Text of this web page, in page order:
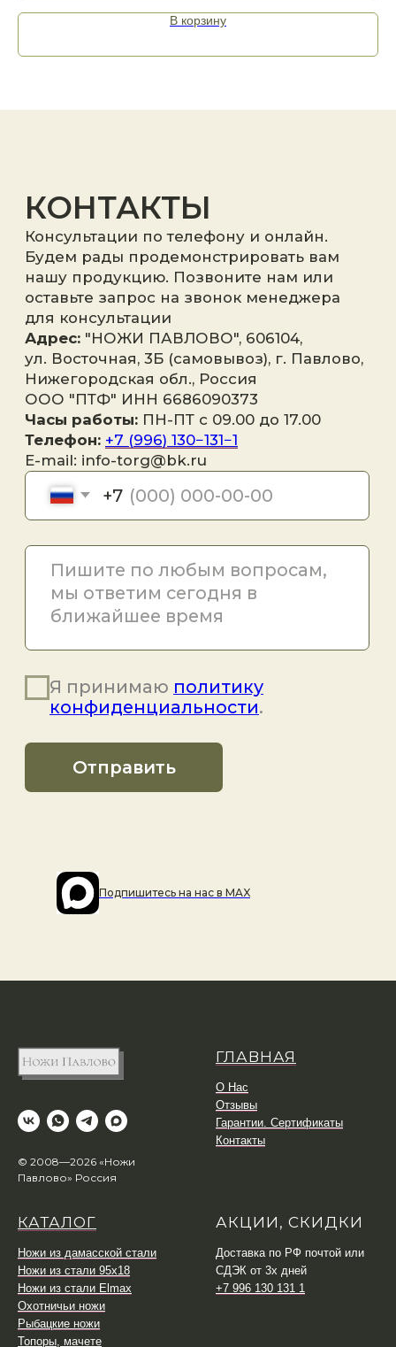
В корзину
Подпишитесь на наc в MAX
© 2008—2026 «Ножи
Павлово» Россия
ГЛАВНАЯ
О Нас
Отзывы
Гарантии. Сертификаты
Контакты
КАТАЛОГ
Ножи из дамасской стали
Ножи из стали 95х18
Ножи из стали Elmax
Охотничьи ножи
Рыбацкие ножи
Топоры, мачете
АКЦИИ, СКИДКИ
Доставка по РФ почтой или
СДЭК от 3х дней
+7 996 130 131 1